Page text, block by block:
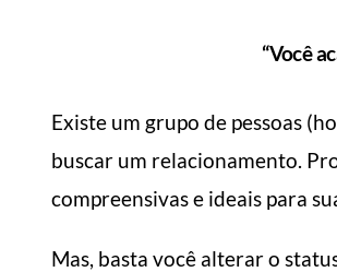
“Você
Existe um grupo de pessoas
buscar um relacionamento.
compreensivas e ideais para
Mas, basta você alterar o